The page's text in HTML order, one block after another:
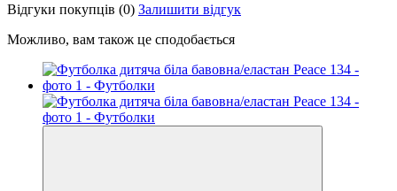
Відгуки покупців (0) Залишити відгук
Можливо, вам також це сподобається